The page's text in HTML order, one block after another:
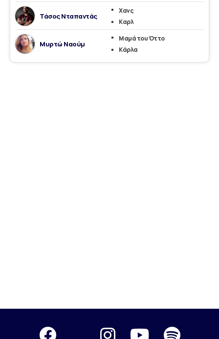
Τάσος Νταπαντάς
Χανς
Καρλ
Μυρτώ Ναούμ
Μαμά του Όττο
Κάρλα